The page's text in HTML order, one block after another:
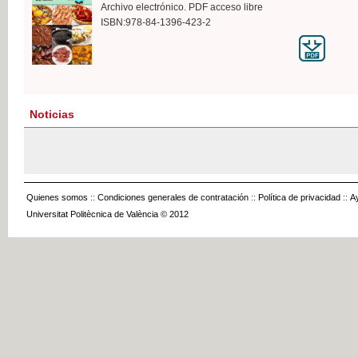
Archivo electrónico. PDF acceso libre
ISBN:978-84-1396-423-2
Noticias
Quienes somos :: Condiciones generales de contratación :: Política de privacidad ::
Universitat Politècnica de València © 2012